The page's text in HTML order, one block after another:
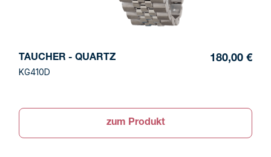
TAUCHER - QUARTZ
KG410D
180,00 €
zum Produkt